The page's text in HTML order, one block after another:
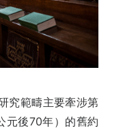
究範疇主要牽涉第
元後70年）的舊約